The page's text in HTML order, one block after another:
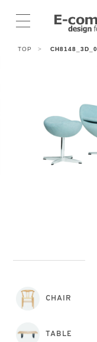
TOP >
CHAIR
TABLE